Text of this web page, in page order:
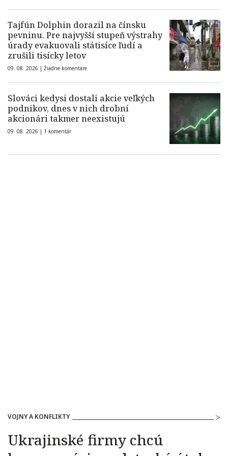
Tajfún Dolphin dorazil na čínsku
pevninu. Pre najvyšší stupeň výstrahy
úrady evakuovali státisíce ľudí a
zrušili tisícky letov
09. 08. 2026 | Žiadne komentáre
Slováci kedysi dostali akcie veľkých
podnikov, dnes v nich drobní
akcionári takmer neexistujú
09. 08. 2026 | 1 komentár
VOJNY A KONFLIKTY
Ukrajinské firmy chcú